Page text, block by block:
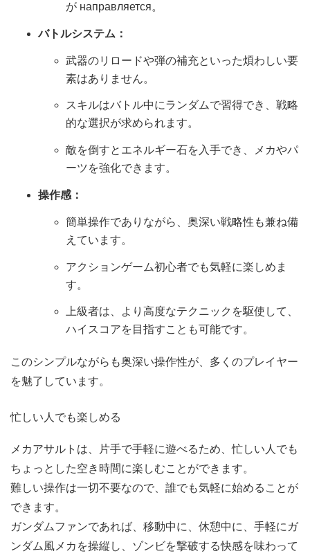
が направляется。
バトルシステム：
武器のリロードや弾の補充といった煩わしい要
素はありません。
スキルはバトル中にランダムで習得でき、戦略
的な選択が求められます。
敵を倒すとエネルギー石を入手でき、メカやパ
ーツを強化できます。
操作感：
簡単操作でありながら、奥深い戦略性も兼ね備
えています。
アクションゲーム初心者でも気軽に楽しめま
す。
上級者は、より高度なテクニックを駆使して、
ハイスコアを目指すことも可能です。
このシンプルながらも奥深い操作性が、多くのプレイヤー
を魅了しています。
忙しい人でも楽しめる
メカアサルトは、片手で手軽に遊べるため、忙しい人でも
ちょっとした空き時間に楽しむことができます。
難しい操作は一切不要なので、誰でも気軽に始めることが
できます。
ガンダムファンであれば、移動中に、休憩中に、手軽にガ
ンダム風メカを操縦し、ゾンビを撃破する快感を味わって